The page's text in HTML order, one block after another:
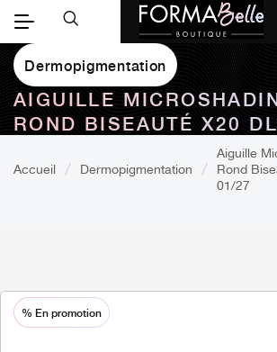
Dermopigmentation
AIGUILLE
ROND BISEAUTÉ X20
Accueil Dermopigmentation
Aiguille
Rond
01/27
% En promotion